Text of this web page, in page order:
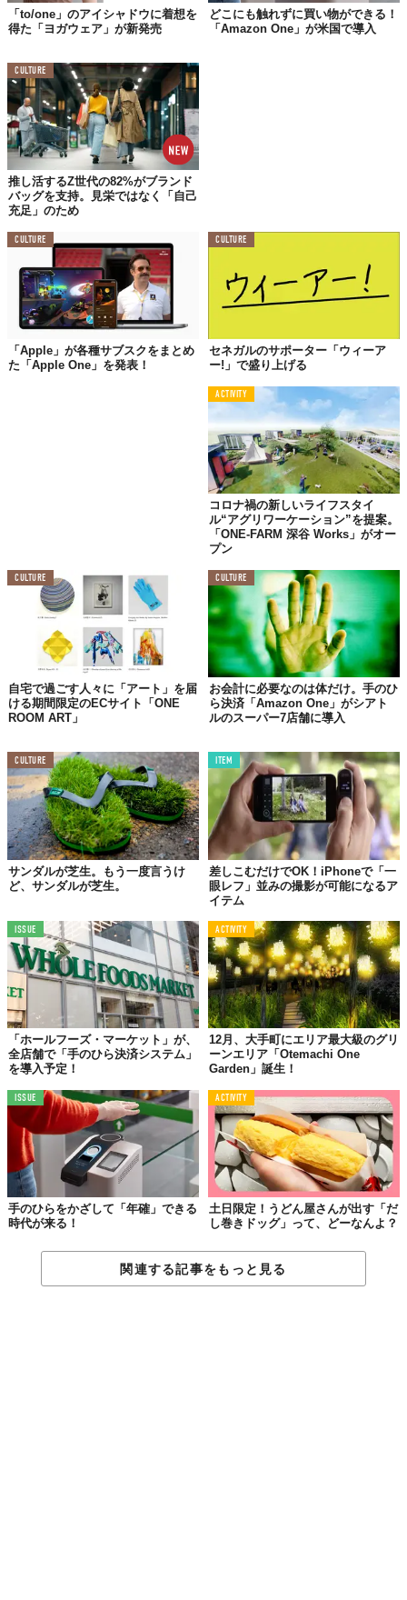
（ブラック／フュージョンコーラル）
©Deckers Japan合同会社
Top image: ©Deckers Japan合同会社
TABI LABO
この世界は、もっと広いはずだ。
「to/one」のアイシャドウに着想を
得た「ヨガウェア」が新発売
どこにも触れずに買い物ができる！
「Amazon One」が米国で導入
CULTURE
推し活するZ世代の82%がブランド
バッグを支持。見栄ではなく「自己
充足」のため
CULTURE
「Apple」が各種サブスクをまとめ
た「Apple One」を発表！
CULTURE
セネガルのサポーター「ウィーア
ー!」で盛り上げる
ACTIVITY
コロナ禍の新しいライフスタイ
ル“アグリワーケーション”を提案。
「ONE-FARM 深谷 Works」がオー
プン
CULTURE
自宅で過ごす人々に「アート」を届
ける期間限定のECサイト「ONE
ROOM ART」
CULTURE
お会計に必要なのは体だけ。手のひ
ら決済「Amazon One」がシアト
ルのスーパー7店舗に導入
CULTURE
サンダルが芝生。もう一度言うけ
ど、サンダルが芝生。
ITEM
差しこむだけでOK！iPhoneで「一
眼レフ」並みの撮影が可能になるア
イテム
ISSUE
「ホールフーズ・マーケット」が、
全店舗で「手のひら決済システム」
を導入予定！
ACTIVITY
12月、大手町にエリア最大級のグリ
ーンエリア「Otemachi One
Garden」誕生！
ISSUE
手のひらをかざして「年確」できる
時代が来る！
ACTIVITY
土日限定！うどん屋さんが出す「だ
し巻きドッグ」って、どーなんよ？
関連する記事をもっと見る